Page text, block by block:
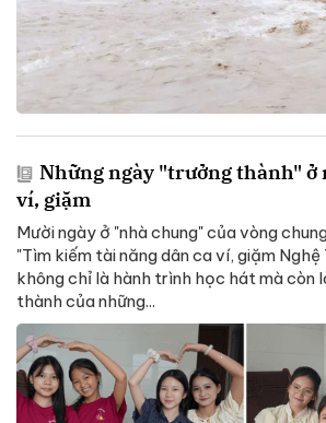
Những ngày "trưởng thành" ở
ví, giặm
Mười ngày ở "nhà chung" của vòng
"Tìm kiếm tài năng dân ca ví, giặm
không chỉ là hành trình học hát mà còn
thành của những...